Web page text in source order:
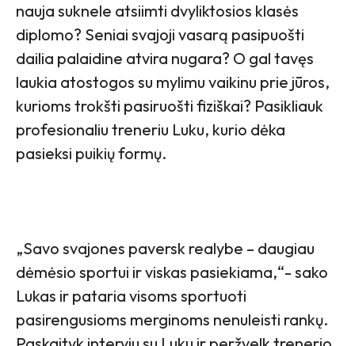
nauja suknele atsiimti dvyliktosios klasės
diplomo? Seniai svajoji vasarą pasipuošti
dailia palaidine atvira nugara? O gal tavęs
laukia atostogos su mylimu vaikinu prie jūros,
kurioms trokšti pasiruošti fiziškai? Pasikliauk
profesionaliu treneriu Luku, kurio dėka
pasieksi puikių formų.
„Savo svajones paversk realybe – daugiau
dėmėsio sportui ir viskas pasiekiama,“- sako
Lukas ir pataria visoms sportuoti
pasirengusioms merginoms nenuleisti rankų.